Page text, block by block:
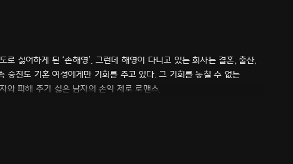
싫어하게 된 ‘손해영’. 그런데 해영이 다니고 있는 회사는 결혼, 출산,
여성에게만 기회를 주고 있다. 그 기회를 놓칠 수 없는
와 피해 주기 싫은 남자의 손익 제로 로맨스.